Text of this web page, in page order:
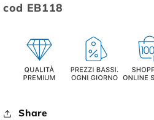
cod EB118
Share